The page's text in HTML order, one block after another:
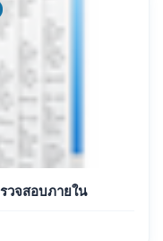
วจสอบภายใน